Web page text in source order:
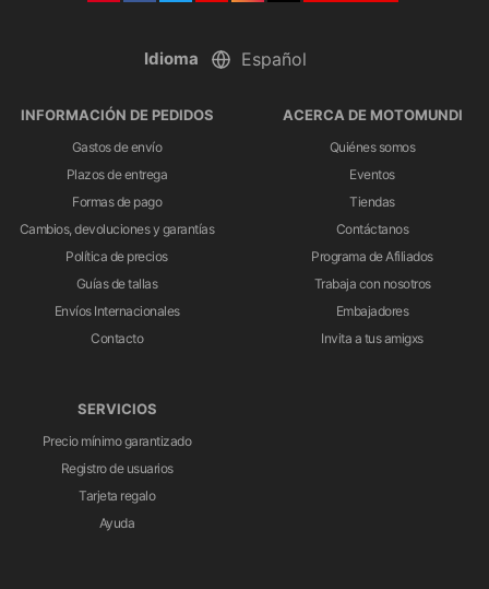
Idioma
INFORMACIÓN DE PEDIDOS
Gastos de envío
Plazos de entrega
Formas de pago
Cambios, devoluciones y garantías
Política de precios
Guías de tallas
Envíos Internacionales
Contacto
ACERCA DE MOTOMUNDI
Quiénes somos
Eventos
Tiendas
Contáctanos
Programa de Afiliados
Trabaja con nosotros
Embajadores
Invita a tus amigxs
SERVICIOS
Precio mínimo garantizado
Registro de usuarios
Tarjeta regalo
Ayuda